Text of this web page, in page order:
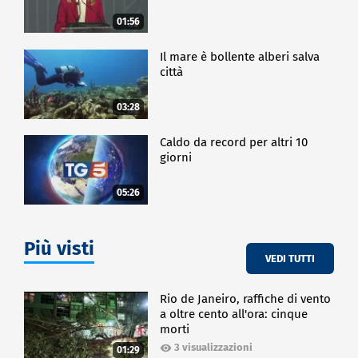
01:56
03:28
Il mare è bollente alberi salva
città
05:26
Caldo da record per altri 10
giorni
Più visti VEDI TUTTI
01:29
Rio de Janeiro, raffiche di vento
a oltre cento all'ora: cinque
morti
3 visualizzazioni